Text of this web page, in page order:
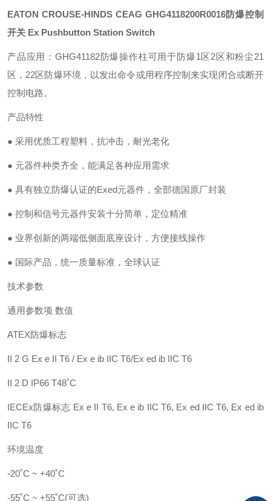
EATON CROUSE-HINDS CEAG GHG4118200R0016防爆控制
开关 Ex Pushbutton Station Switch
产品应用： GHG41182防爆操作柱可用于防爆1区2区和粉尘21
区，22区防爆环境，以发出命令或用程序控制来实现闭合或断开
控制电路。
产品特性
● 采用优质工程塑料，抗冲击，耐光老化
● 元器件种类齐全，能满足各种应用需求
● 具有独立防爆认证的Exed元器件，全部德国原厂封装
● 控制和信号元器件安装十分简单，定位精准
● 业界创新的两端低侧面底座设计，方便接线操作
● 国际产品，统一质量标准，全球认证
技术参数
通用参数项 数值
ATEX防爆标志
II 2 G Ex e II T6 / Ex e ib IIC T6/Ex ed ib IIC T6
II 2 D IP66 T48˚C
IECEx防爆标志 Ex e II T6, Ex e ib IIC T6, Ex ed IIC T6, Ex ed ib
IIC T6
环境温度
-20˚C ~ +40˚C
-55˚C ~ +55˚C(可选)